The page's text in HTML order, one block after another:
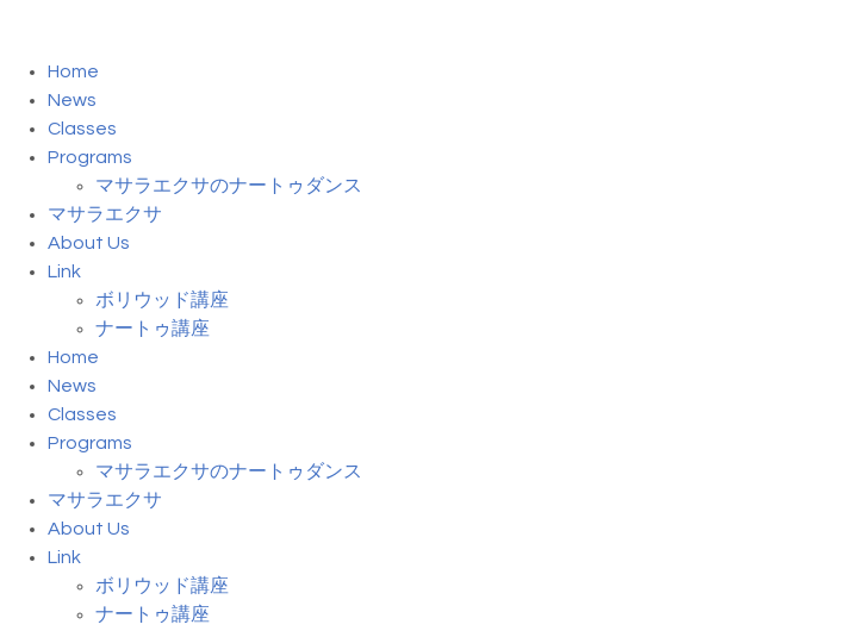
Home
News
Classes
Programs
マサラエクサのナートゥダンス
マサラエクサ
About Us
Link
ボリウッド講座
ナートゥ講座
Home
News
Classes
Programs
マサラエクサのナートゥダンス
マサラエクサ
About Us
Link
ボリウッド講座
ナートゥ講座